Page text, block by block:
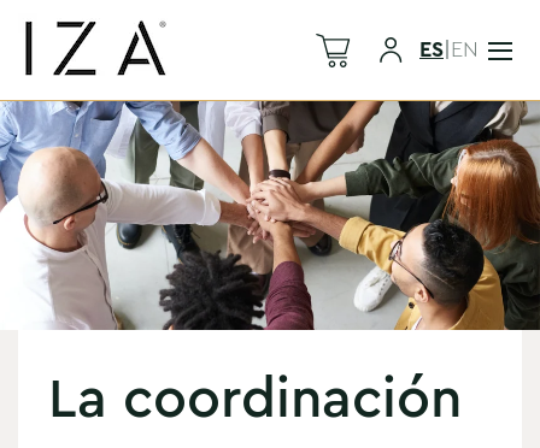
ES|EN
La coordinación